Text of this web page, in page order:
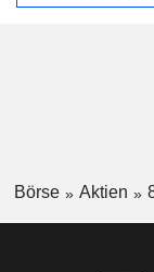
Börse Aktien